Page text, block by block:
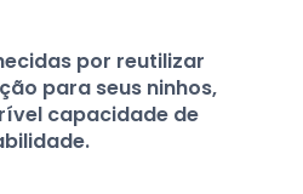
por reutilizar
para seus ninhos,
capacidade de